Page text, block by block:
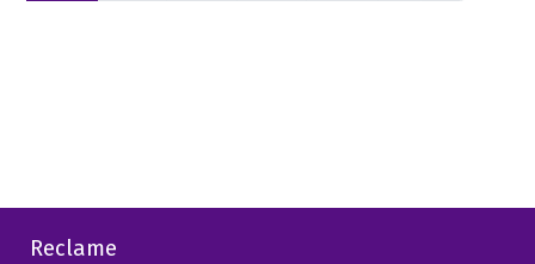
Reclame